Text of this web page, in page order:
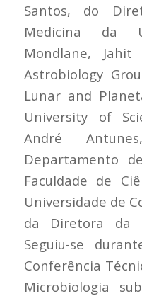
Santos, do
Medicina da
Mondlane,
Astrobiology
Lunar and
University of
André
Departamento
Faculdade de
Universidade de
da Diretora da
Seguiu-se
Conferência
Microbiologia